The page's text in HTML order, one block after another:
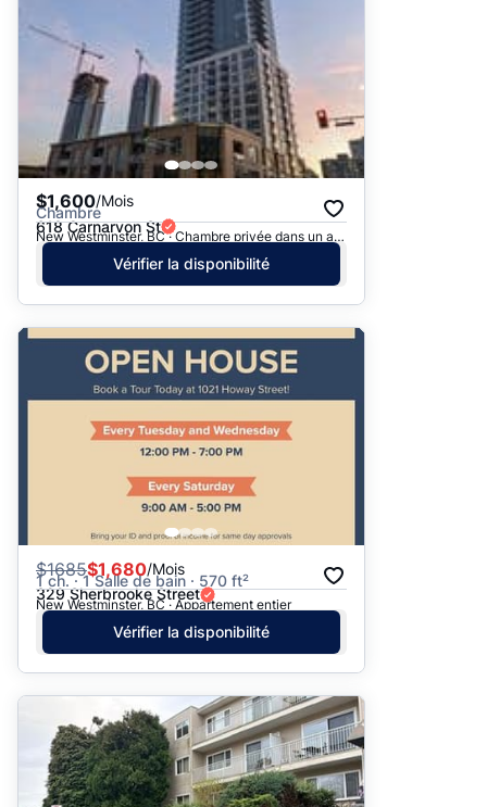
$1,600/Mois
Chambre
618 Carnarvon St
New Westminster, BC · Chambre privée dans un appartement
Vérifier la disponibilité
$1685$1,680/Mois
1 ch. · 1 Salle de bain · 570 ft²
329 Sherbrooke Street
New Westminster, BC · Appartement entier
Vérifier la disponibilité